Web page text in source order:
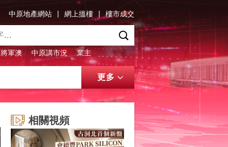
中原地產網站 | 網上搵樓 | 樓市成交
將軍澳 中原講市況 業主
更多
相關視頻